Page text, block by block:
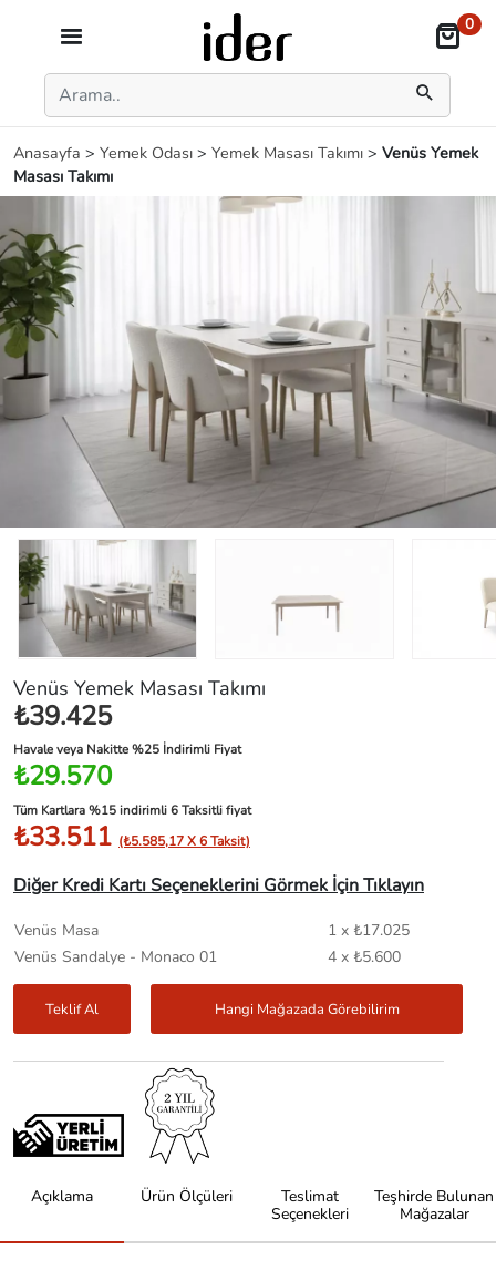
0
Anasayfa > Yemek Odası > Yemek Masası Takımı > Venüs Yemek
Masası Takımı
Venüs Yemek Masası Takımı
₺39.425
Havale veya Nakitte %25 İndirimli Fiyat
₺29.570
Tüm Kartlara %15 indirimli 6 Taksitli fiyat
₺33.511 (₺5.585,17 X 6 Taksit)
Diğer Kredi Kartı Seçeneklerini Görmek İçin Tıklayın
Venüs Masa
1 x ₺17.025
Venüs Sandalye - Monaco 01
4 x ₺5.600
Teklif Al Hangi Mağazada Görebilirim
Açıklama Ürün Ölçüleri
Teslimat
Seçenekleri
Teşhirde Bulunan
Mağazalar